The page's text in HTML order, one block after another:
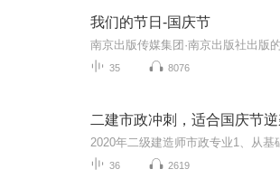
我们的节日-国庆节
35 8076
二建市政冲刺，适合国庆节
36 2619